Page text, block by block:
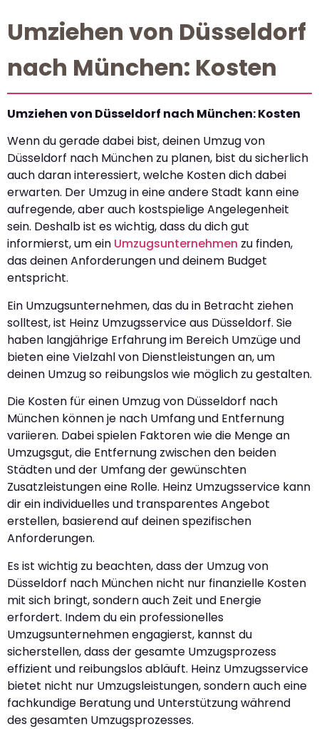
Umziehen von Düsseldorf
nach München: Kosten
Umziehen von Düsseldorf nach München: Kosten
Wenn du gerade dabei bist, deinen Umzug von
Düsseldorf nach München zu planen, bist du sicherlich
auch daran interessiert, welche Kosten dich dabei
erwarten. Der Umzug in eine andere Stadt kann eine
aufregende, aber auch kostspielige Angelegenheit
sein. Deshalb ist es wichtig, dass du dich gut
informierst, um ein Umzugsunternehmen zu finden,
das deinen Anforderungen und deinem Budget
entspricht.
Ein Umzugsunternehmen, das du in Betracht ziehen
solltest, ist Heinz Umzugsservice aus Düsseldorf. Sie
haben langjährige Erfahrung im Bereich Umzüge und
bieten eine Vielzahl von Dienstleistungen an, um
deinen Umzug so reibungslos wie möglich zu gestalten.
Die Kosten für einen Umzug von Düsseldorf nach
München können je nach Umfang und Entfernung
variieren. Dabei spielen Faktoren wie die Menge an
Umzugsgut, die Entfernung zwischen den beiden
Städten und der Umfang der gewünschten
Zusatzleistungen eine Rolle. Heinz Umzugsservice kann
dir ein individuelles und transparentes Angebot
erstellen, basierend auf deinen spezifischen
Anforderungen.
Es ist wichtig zu beachten, dass der Umzug von
Düsseldorf nach München nicht nur finanzielle Kosten
mit sich bringt, sondern auch Zeit und Energie
erfordert. Indem du ein professionelles
Umzugsunternehmen engagierst, kannst du
sicherstellen, dass der gesamte Umzugsprozess
effizient und reibungslos abläuft. Heinz Umzugsservice
bietet nicht nur Umzugsleistungen, sondern auch eine
fachkundige Beratung und Unterstützung während
des gesamten Umzugsprozesses.